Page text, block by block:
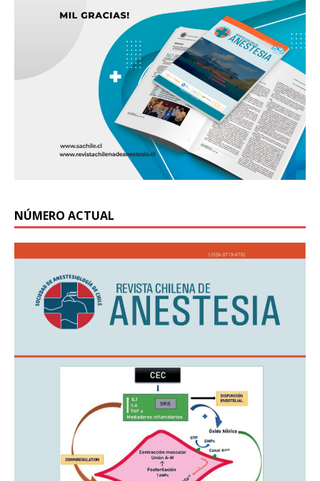
NÚMERO ACTUAL